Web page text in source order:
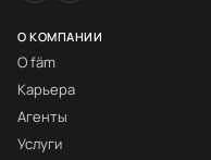
О КОМПАНИИ
О fäm
Карьера
Агенты
Услуги